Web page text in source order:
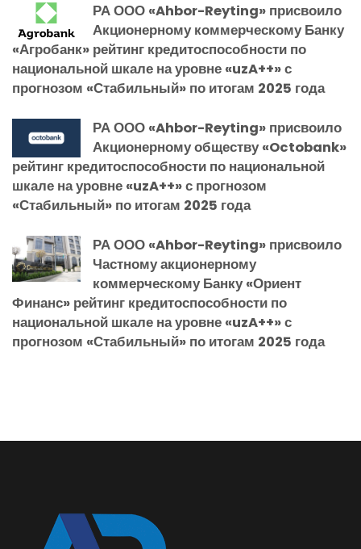
РА ООО «Ahbor-Reyting» присвоило
Акционерному коммерческому Банку
«Агробанк» рейтинг кредитоспособности по
национальной шкале на уровне «uzA++» с
прогнозом «Стабильный» по итогам 2025 года
РА ООО «Ahbor-Reyting» присвоило
Акционерному обществу «Octobank»
рейтинг кредитоспособности по национальной
шкале на уровне «uzA++» с прогнозом
«Стабильный» по итогам 2025 года
РА ООО «Ahbor-Reyting» присвоило
Частному акционерному
коммерческому Банку «Ориент
Финанс» рейтинг кредитоспособности по
национальной шкале на уровне «uzA++» с
прогнозом «Стабильный» по итогам 2025 года